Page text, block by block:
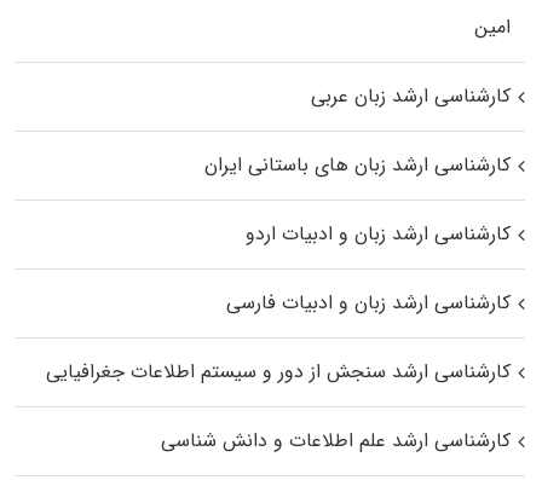
اﻣﻴﻦ
کارشناسی ارشد زبان عربی
کارشناسی ارشد زبان‌ های باستانی ایران
کارشناسی ارشد زبان و ادبیات اردو
کارشناسی ارشد زبان و ادبیات فارسی
کارشناسی ارشد سنجش از دور و سیستم اطلاعات جغرافیایی
کارشناسی ارشد علم اطلاعات و دانش شناسی